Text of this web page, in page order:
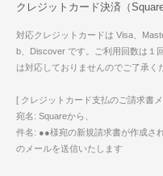
クレジットカード決済（Square
対応クレジットカードは Visa、
b、Discover です。ご利用回数は１
は対応しておりませんのでご了承く
[ クレジットカード支払のご請求書
宛名: Squareから、
件名: ●●様宛の新規請求書が作成さ
のメールを送信いたします